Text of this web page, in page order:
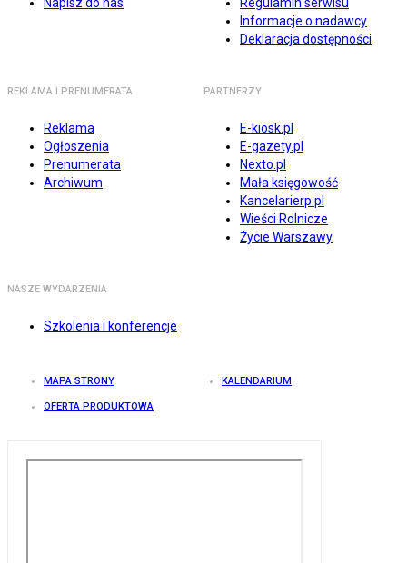
Informacje o nadawcy
Deklaracja dostępności
REKLAMA I PRENUMERATA
Reklama
Ogłoszenia
Prenumerata
Archiwum
PARTNERZY
E-kiosk.pl
E-gazety.pl
Nexto.pl
Mała księgowość
Kancelarierp.pl
Wieści Rolnicze
Życie Warszawy
NASZE WYDARZENIA
Szkolenia i konferencje
MAPA STRONY KALENDARIUM
OFERTA PRODUKTOWA